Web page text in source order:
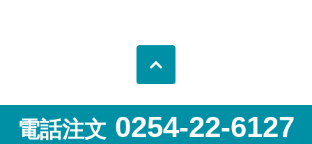
電話注文 0254-22-6127